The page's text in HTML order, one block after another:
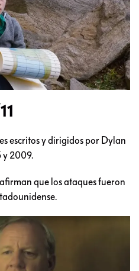
escritos y dirigidos por Dylan
y 2009.
que los ataques fueron